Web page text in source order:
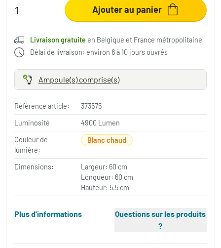
Ajouter au panier
Livraison gratuite en Belgique et France métropolitaine
Délai de livraison: environ 6 à 10 jours ouvrés
Ampoule(s) comprise(s)
Référence article:
373575
Luminosité
4900 Lumen
Couleur de
lumière:
Blanc chaud
Dimensions:
Largeur: 60 cm
Longueur: 60 cm
Hauteur: 5.5 cm
Plus d'informations
Questions sur les produits
?